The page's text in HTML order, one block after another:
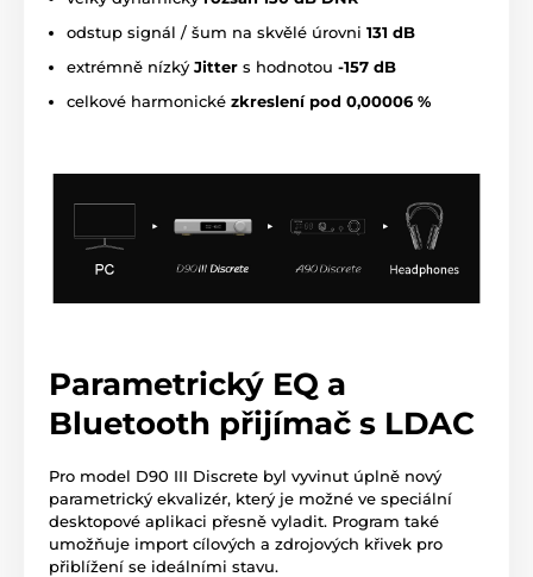
odstup signál / šum na skvělé úrovni 131 dB
extrémně nízký Jitter s hodnotou -157 dB
celkové harmonické zkreslení pod 0,00006 %
Parametrický EQ a
Bluetooth přijímač s LDAC
Pro model D90 III Discrete byl vyvinut úplně nový
parametrický ekvalizér, který je možné ve speciální
desktopové aplikaci přesně vyladit. Program také
umožňuje import cílových a zdrojových křivek pro
přiblížení se ideálními stavu.